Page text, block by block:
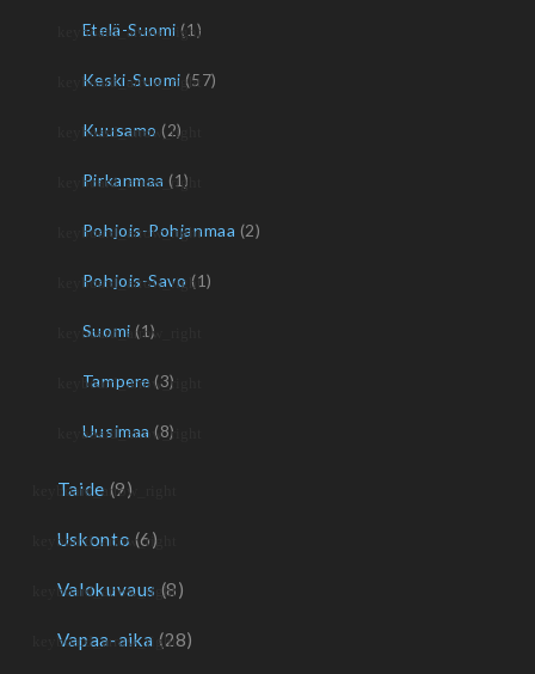
Etelä-Suomi (1)
Keski-Suomi (57)
Kuusamo (2)
Pirkanmaa (1)
Pohjois-Pohjanmaa (2)
Pohjois-Savo (1)
Suomi (1)
Tampere (3)
Uusimaa (8)
Taide (9)
Uskonto (6)
Valokuvaus (8)
Vapaa-aika (28)